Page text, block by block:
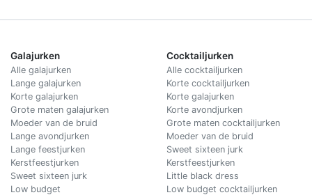
Galajurken
Alle galajurken
Lange galajurken
Korte galajurken
Grote maten galajurken
Moeder van de bruid
Lange avondjurken
Lange feestjurken
Kerstfeestjurken
Sweet sixteen jurk
Low budget
Cocktailjurken
Alle cocktailjurken
Korte cocktailjurken
Korte galajurken
Korte avondjurken
Grote maten cocktailjurken
Moeder van de bruid
Sweet sixteen jurk
Kerstfeestjurken
Little black dress
Low budget cocktailjurken